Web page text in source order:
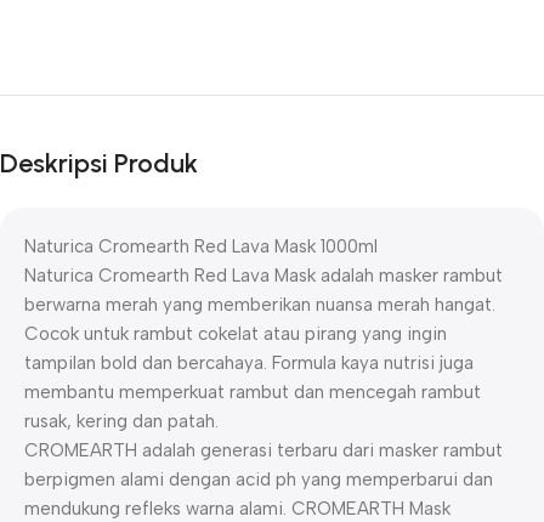
Deskripsi Produk
Naturica Cromearth Red Lava Mask 1000ml
Naturica Cromearth Red Lava Mask adalah masker rambut
berwarna merah yang memberikan nuansa merah hangat.
Cocok untuk rambut cokelat atau pirang yang ingin
tampilan bold dan bercahaya. Formula kaya nutrisi juga
membantu memperkuat rambut dan mencegah rambut
rusak, kering dan patah.
CROMEARTH adalah generasi terbaru dari masker rambut
berpigmen alami dengan acid ph yang memperbarui dan
mendukung refleks warna alami. CROMEARTH Mask